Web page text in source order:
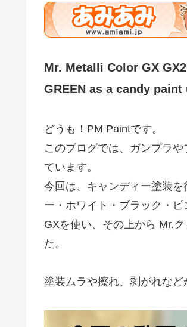
Mr. Metalli Color GX
GREEN as a candy
どうも！PM Paintです。
このブログでは、ガンプラ
ています。
今回は、キャンディー塗装
ー・ホワイト・ブラック・
GXを使い、その上から Mr.
た。
塗装ムラや擦れ、剥がれなど